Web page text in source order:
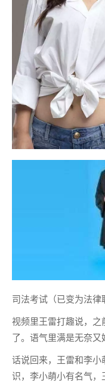
司法考试（已变为法
视频里王雷打趣说，之
了。语气里满是无奈又
话说回来，王雷和李小
识，李小萌小有名气，